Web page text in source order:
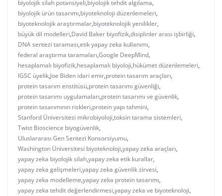
biyolojik silah potansiyeli,biyolojik tehdit algılama,
biyolojik ürün tasarımı,biyoteknoloji düzenlemeleri,
biyoteknolojik araştırmalar,biyoteknolojik yenilikler,
büyük dil modelleri,David Baker biyofizik,disiplinler arası işbirliği,
DNA sentezi taraması,etik yapay zeka kullanımı,
federal araştırma taramaları,Google DeepMind,
hesaplamalı biyofizik,hesaplamalı biyoloji,hükümet düzenlemeleri,
IGSC üyelik,Joe Biden idari emir,protein tasarım araçları,
protein tasarım enstitüsü,protein tasarımı güvenliği,
protein tasarımı uygulamaları,protein tasarımı ve güvenlik,
protein tasarımının riskleri,protein yapı tahmini,
Stanford Üniversitesi mikrobiyoloji,toksin tarama sistemleri,
Twist Bioscience biyogüvenlik,
Uluslararası Gen Sentezi Konsorsiyumu,
Washington Üniversitesi biyoteknoloji,yapay zeka araçları,
yapay zeka biyolojik silah,yapay zeka etik kurallar,
yapay zeka gelişmeleri,yapay zeka güvenlik zirvesi,
yapay zeka modelleme,yapay zeka protein tasarımı,
yapay zeka tehdit değerlendirmesi,yapay zeka ve biyoteknoloji,